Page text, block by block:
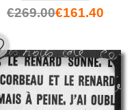
€269.00€161.40